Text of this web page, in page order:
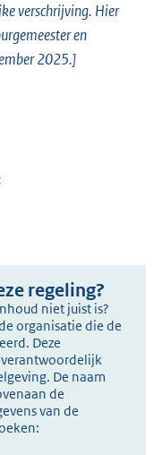
verschrijving. Hier
en
2025.]
regeling?
niet juist is?
organisatie die de
Deze
De naam
de
van de